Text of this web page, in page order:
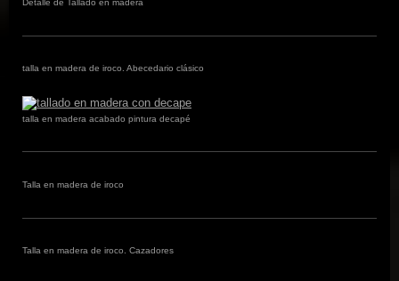
Detalle de Tallado en madera
talla en madera de iroco. Abecedario clásico
talla en madera acabado pintura decapé
Talla en madera de iroco
Talla en madera de iroco. Cazadores